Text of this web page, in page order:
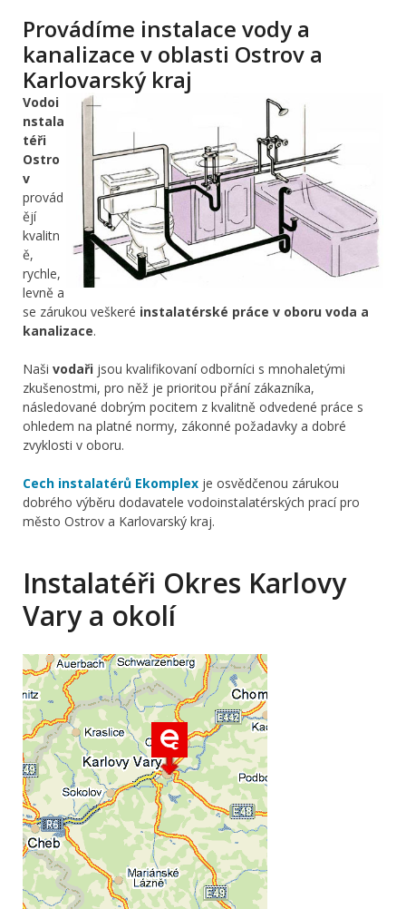
Provádíme instalace vody a
kanalizace v oblasti Ostrov a
Karlovarský kraj
Vodoi
nstala
téři
Ostro
v
provád
ějí
kvalitn
ě,
rychle,
levně a
se zárukou veškeré instalatérské práce v oboru voda a
kanalizace.
Naši vodaři jsou kvalifikovaní odborníci s mnohaletými
zkušenostmi, pro něž je prioritou přání zákazníka,
následované dobrým pocitem z kvalitně odvedené práce s
ohledem na platné normy, zákonné požadavky a dobré
zvyklosti v oboru.
Cech instalatérů Ekomplex je osvědčenou zárukou
dobrého výběru dodavatele vodoinstalatérských prací pro
město Ostrov a Karlovarský kraj.
Instalatéři Okres Karlovy
Vary a okolí